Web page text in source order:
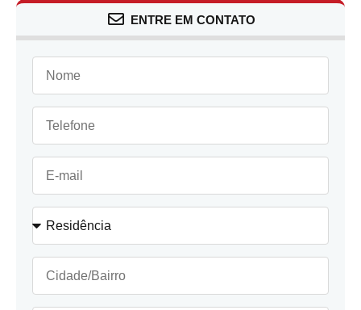
ENTRE EM CONTATO